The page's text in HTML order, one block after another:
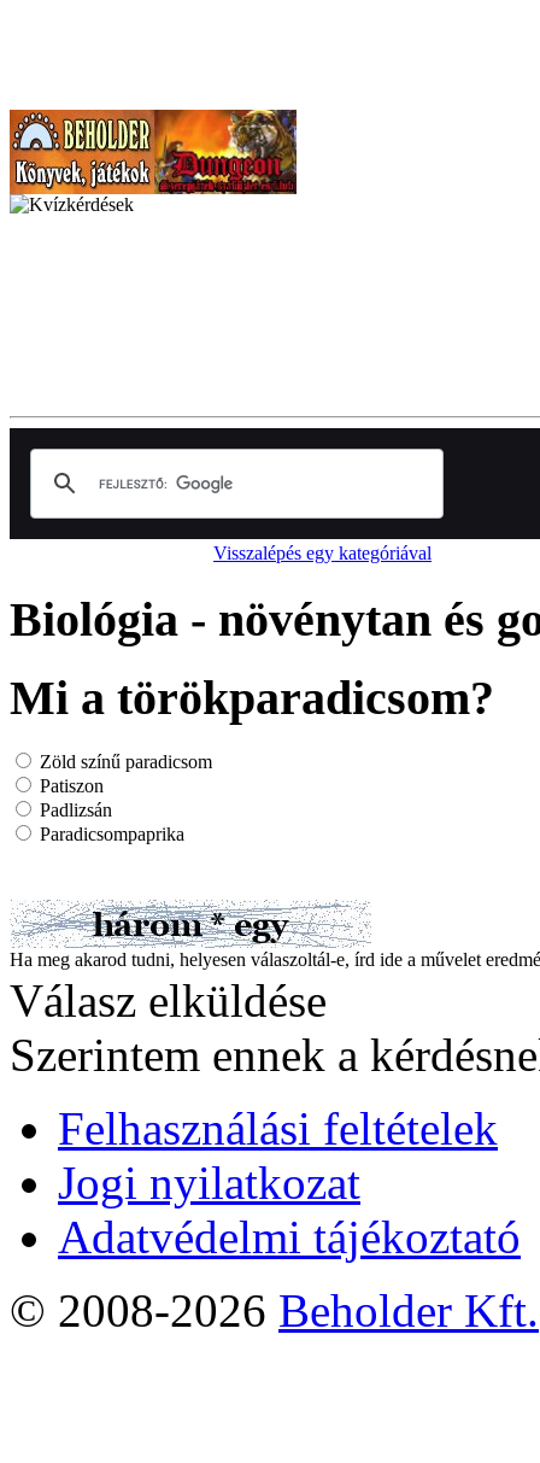
Visszalépés egy kategóriával
Biológia - növénytan és
Mi a törökparadicsom?
Zöld színű paradicsom
Patiszon
Padlizsán
Paradicsompaprika
Ha meg akarod tudni, helyesen válaszoltál-e, írd ide a művelet
Válasz elküldése
Szerintem ennek a
Felhasználási feltételek
Jogi nyilatkozat
Adatvédelmi tájékoztató
© 2008-2026 Beholder Kft.